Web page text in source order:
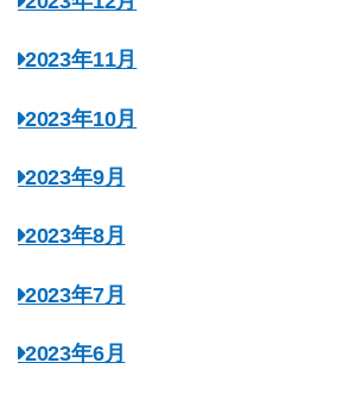
2023年11月
2023年10月
2023年9月
2023年8月
2023年7月
2023年6月